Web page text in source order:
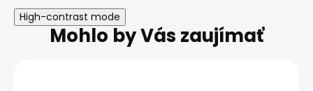
High-contrast mode
Mohlo by Vás zaujímať